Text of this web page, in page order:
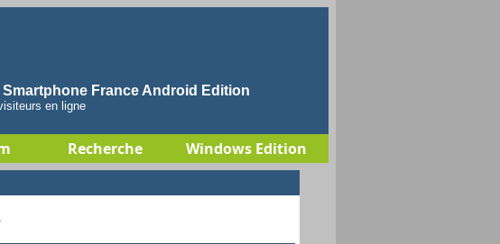
France Android Edition
en ligne
Recherche Windows Edition